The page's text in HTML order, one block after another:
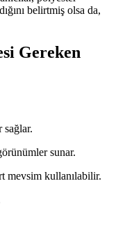
belirtmiş olsa da,
Gereken
sağlar.
sunar.
mevsim kullanılabilir.